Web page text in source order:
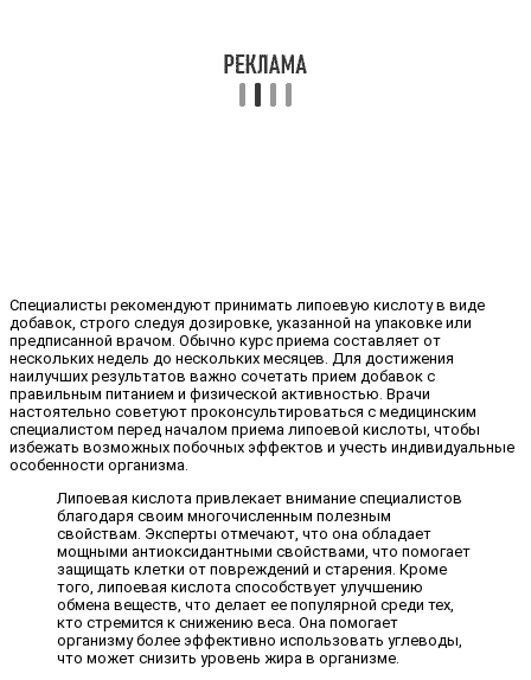
Специалисты рекомендуют принимать липоевую кислоту в виде
добавок, строго следуя дозировке, указанной на упаковке или
предписанной врачом. Обычно курс приема составляет от
нескольких недель до нескольких месяцев. Для достижения
наилучших результатов важно сочетать прием добавок с
правильным питанием и физической активностью. Врачи
настоятельно советуют проконсультироваться с медицинским
специалистом перед началом приема липоевой кислоты, чтобы
избежать возможных побочных эффектов и учесть индивидуальные
особенности организма.
Липоевая кислота привлекает внимание специалистов
благодаря своим многочисленным полезным
свойствам. Эксперты отмечают, что она обладает
мощными антиоксидантными свойствами, что помогает
защищать клетки от повреждений и старения. Кроме
того, липоевая кислота способствует улучшению
обмена веществ, что делает ее популярной среди тех,
кто стремится к снижению веса. Она помогает
организму более эффективно использовать углеводы,
что может снизить уровень жира в организме.